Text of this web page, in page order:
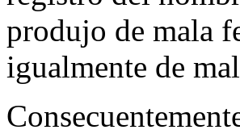
produjo de mala
igualmente de